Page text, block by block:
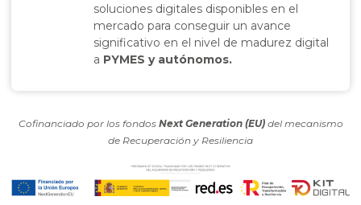
soluciones digitales disponibles en el
mercado para conseguir un avance
significativo en el nivel de madurez digital
a PYMES y autónomos.
Cofinanciado por los fondos Next Generation (EU)del mecanismo
de Recuperación y Resiliencia